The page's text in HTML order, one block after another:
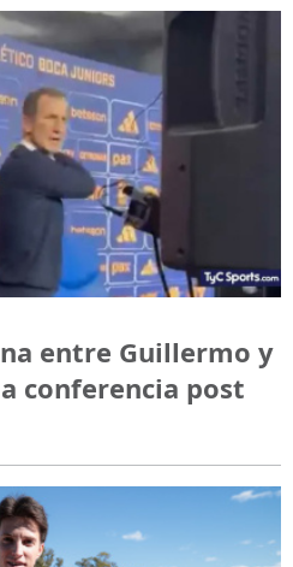
entre Guillermo y
conferencia post